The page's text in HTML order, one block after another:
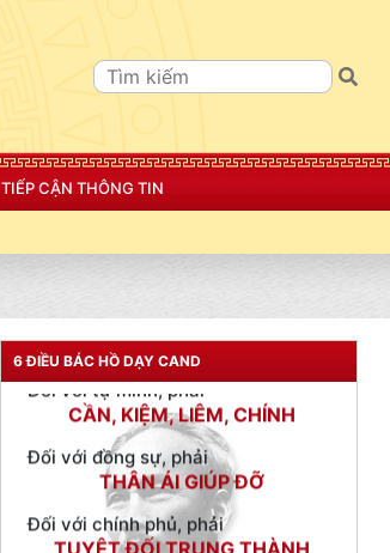
TIẾP CẬN THÔNG TIN
6 ĐIỀU BÁC HỒ DẠY CAND
NGƯỜI CÔNG AN CÁCH MỆNH LÀ:
Đối với tự mình, phải
CẦN, KIỆM, LIÊM, CHÍNH
Đối với đồng sự, phải
THÂN ÁI GIÚP ĐỠ
Đối với chính phủ, phải
TUYỆT ĐỐI TRUNG THÀNH
Đối với nhân dân, phải
KÍNH TRỌNG LỄ PHÉP